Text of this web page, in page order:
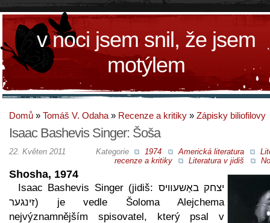
v noci jsem snil, že jsem
motýlem
Domů » Tomáš V. Odaha » Recenze a kritiky » Zápisky biliofilovy
Isaac Bashevis Singer: Šoša
Kategorie 1974 Americká literatura
recenze a kritiky
Literatura v jidiš
22. Květen 2011
Shosha, 1974
Isaac Bashevis Singer (jidiš: יצחק באַשעװיס
זינגער) je vedle Šoloma Alejchema
nejvýznamnějším spisovatel, který psal v